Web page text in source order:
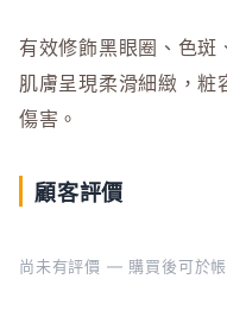
有效修飾黑眼圈、色斑
肌膚呈現柔滑細緻，粧
傷害。
顧客評價
尚未有評價 — 購買後可於